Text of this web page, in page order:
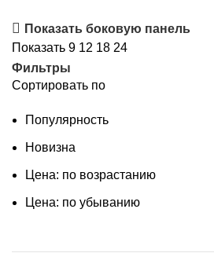
недавние
Показать боковую панель
Показать 9 12 18 24
Фильтры
Сортировать по
Популярность
Новизна
Цена: по возрастанию
Цена: по убыванию